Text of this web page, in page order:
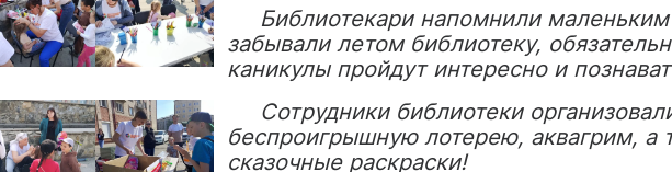
Библиотекари напомнили маленьким
забывали летом библиотеку,
каникулы пройдут интересно и
Сотрудники библиотеки
беспроигрышную лотерею, аквагрим, а
сказочные раскраски!